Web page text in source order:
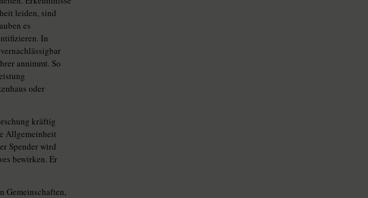
leiden, sind
es
In
annimmt. So
oder
kräftig
Allgemeinheit
Spender wird
bewirken. Er
Gemeinschaften,